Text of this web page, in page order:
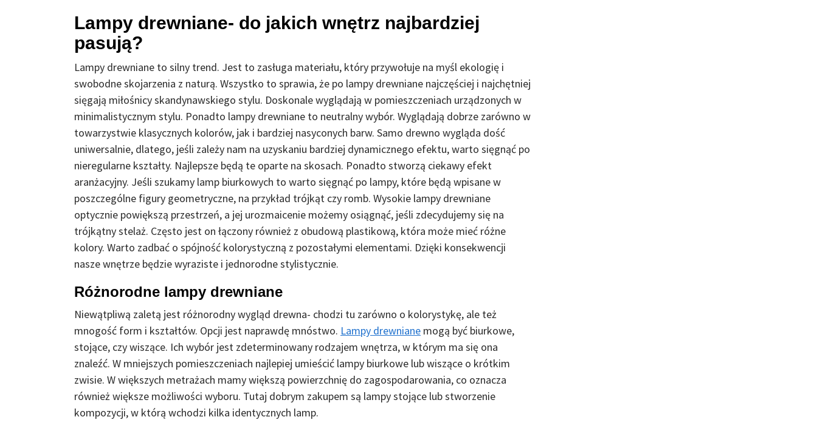
Lampy drewniane- do jakich wnętrz najbardziej
pasują?
Lampy drewniane to silny trend. Jest to zasługa materiału, który przywołuje na myśl ekologię i
swobodne skojarzenia z naturą. Wszystko to sprawia, że po lampy drewniane najczęściej i najchętniej
sięgają miłośnicy skandynawskiego stylu. Doskonale wyglądają w pomieszczeniach urządzonych w
minimalistycznym stylu. Ponadto lampy drewniane to neutralny wybór. Wyglądają dobrze zarówno w
towarzystwie klasycznych kolorów, jak i bardziej nasyconych barw. Samo drewno wygląda dość
uniwersalnie, dlatego, jeśli zależy nam na uzyskaniu bardziej dynamicznego efektu, warto sięgnąć po
nieregularne kształty. Najlepsze będą te oparte na skosach. Ponadto stworzą ciekawy efekt
aranżacyjny. Jeśli szukamy lamp biurkowych to warto sięgnąć po lampy, które będą wpisane w
poszczególne figury geometryczne, na przykład trójkąt czy romb. Wysokie lampy drewniane
optycznie powiększą przestrzeń, a jej urozmaicenie możemy osiągnąć, jeśli zdecydujemy się na
trójkątny stelaż. Często jest on łączony również z obudową plastikową, która może mieć różne
kolory. Warto zadbać o spójność kolorystyczną z pozostałymi elementami. Dzięki konsekwencji
nasze wnętrze będzie wyraziste i jednorodne stylistycznie.
Różnorodne lampy drewniane
Niewątpliwą zaletą jest różnorodny wygląd drewna- chodzi tu zarówno o kolorystykę, ale też
mnogość form i kształtów. Opcji jest naprawdę mnóstwo. Lampy drewniane mogą być biurkowe,
stojące, czy wiszące. Ich wybór jest zdeterminowany rodzajem wnętrza, w którym ma się ona
znaleźć. W mniejszych pomieszczeniach najlepiej umieścić lampy biurkowe lub wiszące o krótkim
zwisie. W większych metrażach mamy większą powierzchnię do zagospodarowania, co oznacza
również większe możliwości wyboru. Tutaj dobrym zakupem są lampy stojące lub stworzenie
kompozycji, w którą wchodzi kilka identycznych lamp.